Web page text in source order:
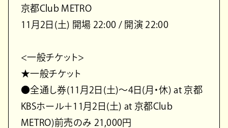
京都Club METRO
11月2日(土) 開場 22:00 / 開演 22:00
<一般チケット>
★一般チケット
●全通し券(11月2日(土)〜4日(月・休) at 京都
KBSホール＋11月2日(土) at 京都Club
METRO)前売のみ 21,000円